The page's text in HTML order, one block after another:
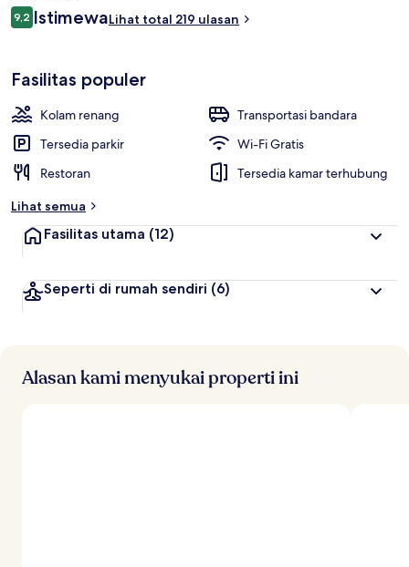
Ulasan
9,29,2 dari 10
IstimewaLihat total 219 ulasan
Fasilitas populer
Kolam renang
Transportasi bandara
Tersedia parkir
Wi-Fi Gratis
Restoran
Tersedia kamar terhubung
Lihat semua
Fasilitas utama (12)
Seperti di rumah sendiri (6)
Alasan kami menyukai properti ini